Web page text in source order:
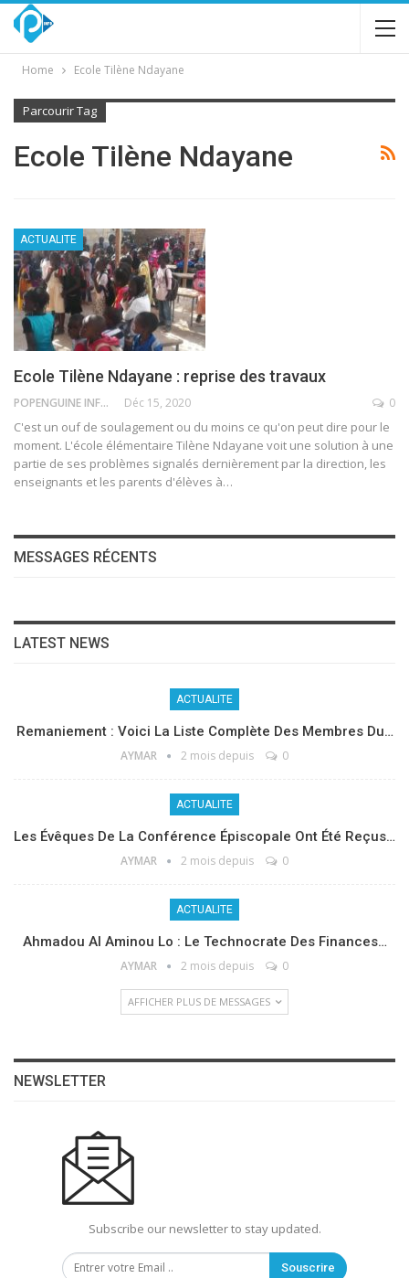
Home Ecole Tilène Ndayane
Parcourir Tag
Ecole Tilène Ndayane
ACTUALITE
Ecole Tilène Ndayane : reprise des travaux
POPENGUINE INFO Déc 15, 2020 0
C'est un ouf de soulagement ou du moins ce qu'on peut dire pour le
moment. L'école élémentaire Tilène Ndayane voit une solution à une
partie de ses problèmes signalés dernièrement par la direction, les
enseignants et les parents d'élèves à…
MESSAGES RÉCENTS
LATEST NEWS
ACTUALITE
Remaniement : Voici La Liste Complète Des Membres Du…
AYMAR 2 mois depuis 0
ACTUALITE
Les Évêques De La Conférence Épiscopale Ont Été Reçus…
AYMAR 2 mois depuis 0
ACTUALITE
Ahmadou Al Aminou Lo : Le Technocrate Des Finances…
AYMAR 2 mois depuis 0
AFFICHER PLUS DE MESSAGES
NEWSLETTER
Subscribe our newsletter to stay updated.
Souscrire